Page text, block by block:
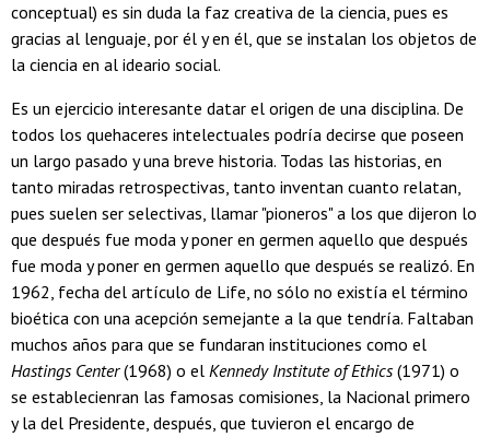
conceptual) es sin duda la faz creativa de la ciencia, pues es
gracias al lenguaje, por él y en él, que se instalan los objetos de
la ciencia en al ideario social.
Es un ejercicio interesante datar el origen de una disciplina. De
todos los quehaceres intelectuales podría decirse que poseen
un largo pasado y una breve historia. Todas las historias, en
tanto miradas retrospectivas, tanto inventan cuanto relatan,
pues suelen ser selectivas, llamar "pioneros" a los que dijeron lo
que después fue moda y poner en germen aquello que después
fue moda y poner en germen aquello que después se realizó. En
1962, fecha del artículo de Life, no sólo no existía el término
bioética con una acepción semejante a la que tendría. Faltaban
muchos años para que se fundaran instituciones como el
Hastings Center(1968) o el Kennedy Institute of Ethics(1971) o
se establecienran las famosas comisiones, la Nacional primero
y la del Presidente, después, que tuvieron el encargo de